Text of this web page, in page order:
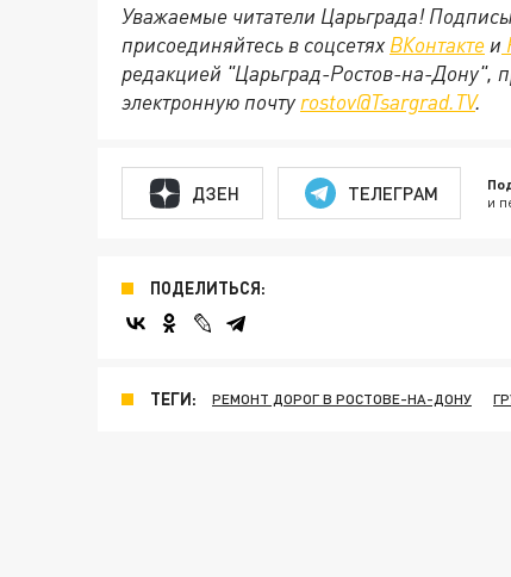
Уважаемые читатели Царьграда!
присоединяйтесь в соцсетях ВКонтакте и
редакцией "Царьград-Ростов-на-Дону",
электронную почту rostov@Tsargrad.ТV.
ДЗЕН ТЕЛЕГРАМ и
ПОДЕЛИТЬСЯ:
ТЕГИ: РЕМОНТ ДОРОГ В РОСТОВЕ-НА-ДОНУ